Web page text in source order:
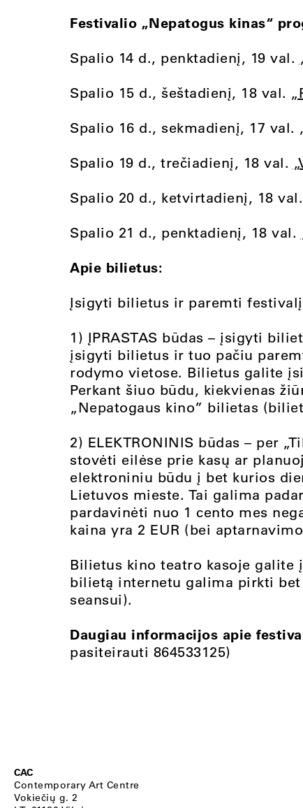
Festivalio „Nepatogus kinas“
Spalio 14 d., penktadienį, 19 val.
Spalio 15 d., šeštadienį, 18 val.
Spalio 16 d., sekmadienį, 17 val.
Spalio 19 d., trečiadienį, 18 val.
Spalio 20 d., ketvirtadienį, 18 val.
Spalio 21 d., penktadienį, 18 val.
Apie bilietus:
Įsigyti bilietus ir paremti
1) ĮPRASTAS būdas – įsigyti
įsigyti bilietus ir tuo pačiu
rodymo vietose. Bilietus galite
Perkant šiuo būdu, kiekvienas
„Nepatogaus kino” bilietas
2) ELEKTRONINIS būdas – per
stovėti eilėse prie kasų ar
elektroniniu būdu į bet kurios
Lietuvos mieste. Tai galima
pardavinėti nuo 1 cento mes
kaina yra 2 EUR (bei
Bilietus kino teatro kasoje
bilietą internetu galima pirkti
seansui).
Daugiau informacijos apie
pasiteirauti 864533125)
CAC
Contemporary Art Centre
Vokiečių g. 2